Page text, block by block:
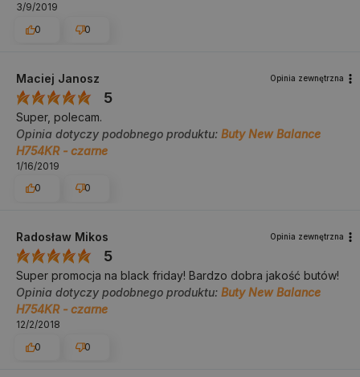
3/9/2019
0
0
Maciej Janosz Opinia zewnętrzna
5
Super, polecam.
Opinia dotyczy podobnego produktu: Buty New Balance
H754KR - czarne
1/16/2019
0
0
Radosław Mikos Opinia zewnętrzna
5
Super promocja na black friday! Bardzo dobra jakość butów!
Opinia dotyczy podobnego produktu: Buty New Balance
H754KR - czarne
12/2/2018
0
0